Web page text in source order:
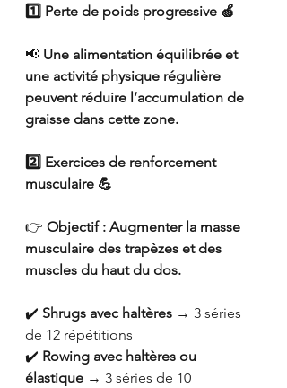
1️⃣ Perte de poids progressive 🍏
📢 Une alimentation équilibrée et
une activité physique régulière
peuvent réduire l’accumulation de
graisse dans cette zone.
2️⃣ Exercices de renforcement
musculaire 💪
👉 Objectif : Augmenter la masse
musculaire des trapèzes et des
muscles du haut du dos.
✔️ Shrugs avec haltères → 3 séries
de 12 répétitions
✔️ Rowing avec haltères ou
élastique → 3 séries de 10